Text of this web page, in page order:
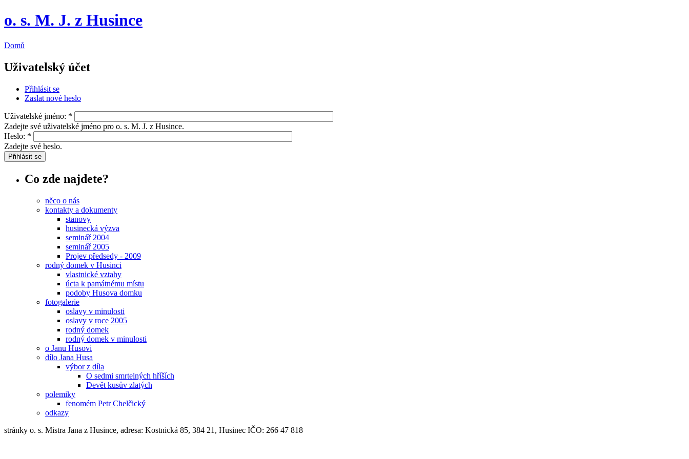
o. s. M. J. z Husince
Domů
Uživatelský účet
Přihlásit se
Zaslat nové heslo
Uživatelské jméno: *
Zadejte své uživatelské jméno pro o. s. M. J. z Husince.
Heslo: *
Zadejte své heslo.
Co zde najdete?
něco o nás
kontakty a dokumenty
stanovy
husinecká výzva
seminář 2004
seminář 2005
Projev předsedy - 2009
rodný domek v Husinci
vlastnické vztahy
úcta k památnému místu
podoby Husova domku
fotogalerie
oslavy v minulosti
oslavy v roce 2005
rodný domek
rodný domek v minulosti
o Janu Husovi
dílo Jana Husa
výbor z díla
O sedmi smrtelných hříších
Devět kusův zlatých
polemiky
fenomém Petr Chelčický
odkazy
stránky o. s. Mistra Jana z Husince, adresa: Kostnická 85, 384 21, Husinec IČO: 266 47 818